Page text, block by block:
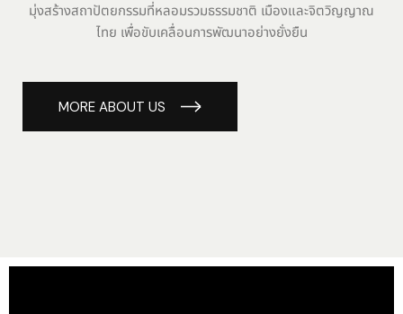
มุ่งสร้างสถาปัตยกรรมที่หลอมรวมธรรมชาติ เมืองและจิตวิญญาณ
ไทย เพื่อขับเคลื่อนการพัฒนาอย่างยั่งยืน
MORE ABOUT US